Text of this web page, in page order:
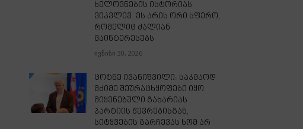
ხელოვნების ისტორიას
ვიკვლევ. ეს არის ორი სფერო,
რომელიც ძალიან
მაინტერესებს
ივნისი 30, 2026
ცოტნე ივანიშვილი: საკმაოდ
მძიმე შეურაცხყოფები იყო
მიყენებული გახარიას
პარტიის წევრებისგან,
სიტყვების გარჩევას ხომ არ